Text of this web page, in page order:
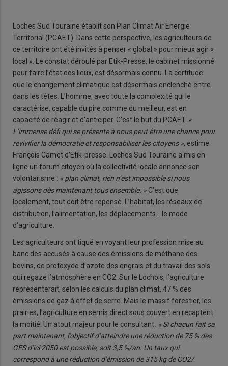
Loches Sud Touraine établit son Plan Climat Air Energie
Territorial (PCAET). Dans cette perspective, les agriculteurs de
ce territoire ont été invités à penser « global » pour mieux agir «
local ». Le constat déroulé par Etik-Presse, le cabinet missionné
pour faire l’état des lieux, est désormais connu. La certitude
que le changement climatique est désormais enclenché entre
dans les têtes. L’homme, avec toute la complexité qui le
caractérise, capable du pire comme du meilleur, est en
capacité de réagir et d’anticiper. C’est le but du PCAET. «
L’immense défi qui se présente à nous peut être une chance pour
revivifier la démocratie et responsabiliser les citoyens », estime
François Camet d’Etik-presse. Loches Sud Touraine a mis en
ligne un forum citoyen où la collectivité locale annonce son
volontarisme : « plan climat, rien n’est impossible si nous
agissons dès maintenant tous ensemble. » C’est que
localement, tout doit être repensé. L’habitat, les réseaux de
distribution, l’alimentation, les déplacements… le mode
d’agriculture.
Les agriculteurs ont tiqué en voyant leur profession mise au
banc des accusés à cause des émissions de méthane des
bovins, de protoxyde d’azote des engrais et du travail des sols
qui regaze l’atmosphère en CO2. Sur le Lochois, l’agriculture
représenterait, selon les calculs du plan climat, 47 % des
émissions de gaz à effet de serre. Mais le massif forestier, les
prairies, l’agriculture en semis direct sous couvert en recaptent
la moitié. Un atout majeur pour le consultant . « Si chacun fait sa
part maintenant, l’objectif d’atteindre une réduction de 75 % des
GES d’ici 2050 est possible, soit 3,5 %/an. Un taux qui
correspond à une réduction d’émission de 315 kg de CO2/